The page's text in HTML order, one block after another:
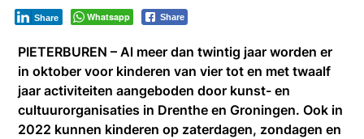
Whatsapp Share
Share
PIETERBUREN – Al meer dan twintig jaar worden er
in oktober voor kinderen van vier tot en met twaalf
jaar activiteiten aangeboden door kunst- en
cultuurorganisaties in Drenthe en Groningen. Ook in
2022 kunnen kinderen op zaterdagen, zondagen en